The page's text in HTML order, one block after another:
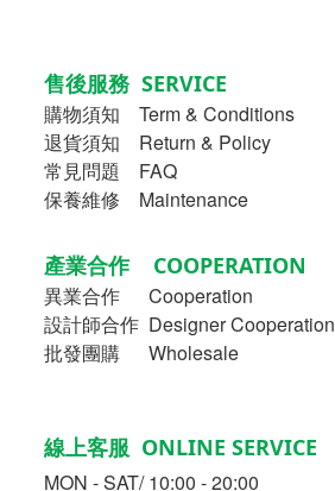
售後服務 SERVICE
購物須知
Term & Conditions
退貨須知 Return & Policy
常見問題 FAQ
保養維修 Maintenance
產業合作 COOPERATION
異業合作
Cooperation
設計師合作 Designer Cooperation
批發團購 Wholesale
線上客服 ONLINE SERVICE
MON - SAT/ 10:00 - 20:00